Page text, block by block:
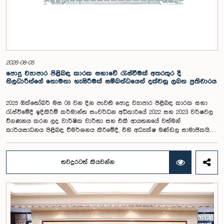
2026-08-05
පොදු ව්‍යාපාර පිළිබඳ කාරක සභාවේ රැස්වීමක් අතරතුර දී
නිලධාරීන්ගේ නොමනා හැසිරීමක් සම්බන්ධයෙන් දක්වනු ලබන ප්‍රතිචාරය
2025 ඔක්තෝබර් මස 08 වන දින පැවති පොදු ව්‍යාපාර පිළිබඳ කාරක සභා
රැස්වීමේදී ඉදිකිරීම් කර්මාන්ත සංවර්ධන අධිකාරියේ 2022 සහ 2023 වර්ෂවල
විගණනය කරන ලද වාර්ෂික වාර්තා සහ එකී ආයතනයේ වත්මන්
කාර්යසාධනය පිළිබඳ විමර්ශනය කිරීමේදී, එහි අධ්‍යක්ෂ මණ්ඩල සාමාජිකයින්
නිලධාරීන් විසින් තම ඇඳුම් පැළඳුම් සම්බන්ධයෙන් පිළිපැදිය යුතු වන
නිර්නායකයන්ගෙන් බැහැරව, එකී අවස්ථාවට නුසුදුසු ආකාරයෙන් සැරසී
රැස්වීමට සහභාගී වී සිටි බව කාරක සභාව විසින් නිරීක්ෂණය කරන ලදී.
තවද, ඉහත කී නිලධාරීන් දෙදෙනාම පාර්ලිමේන්තු සම්ප්‍රදායට හා
ක්‍රියාපටිපාටියට පටහැනි අයුරින් සභාපතිවරයාගේ පූර්ව අවසරයකින් තොරව
කාරක සභා රැස්වීමෙන් බැහැර ගොස් ඇති බව ද කාරක සභාව විසින් සඳහන්
කරන ලදී. මෙම සිද්ධීන් සම්බන්ධයෙන් පොදු ව්‍යාපාර පිළිබඳ කාරක සභාවේ
තවදුරටත් කියවන්න